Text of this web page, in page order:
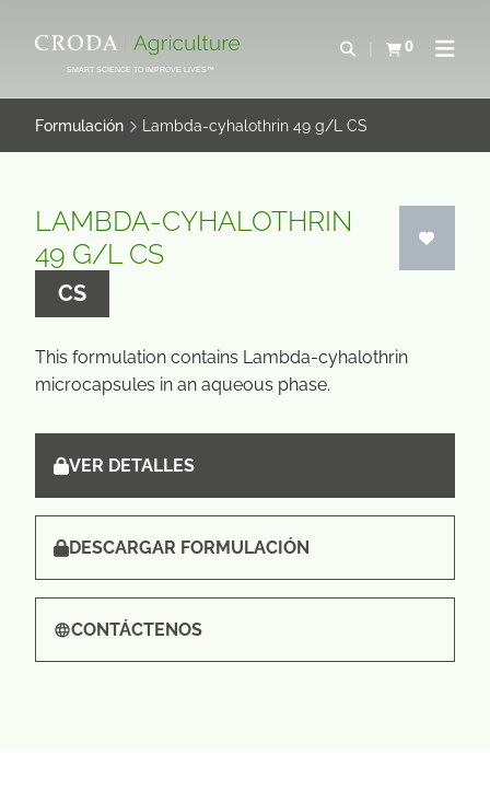
CONTENIDOSMART SCIENCE TO IMPROVE LIVES™
Abrir0
Ver carritoAbrir
Formulación Lambda-cyhalothrin 49 g/L CS
LAMBDA-CYHALOTHRIN
49 G/L CS
CS
This formulation contains Lambda-cyhalothrin
microcapsules in an aqueous phase.
VER DETALLES
DESCARGAR FORMULACIÓN
CONTÁCTENOS